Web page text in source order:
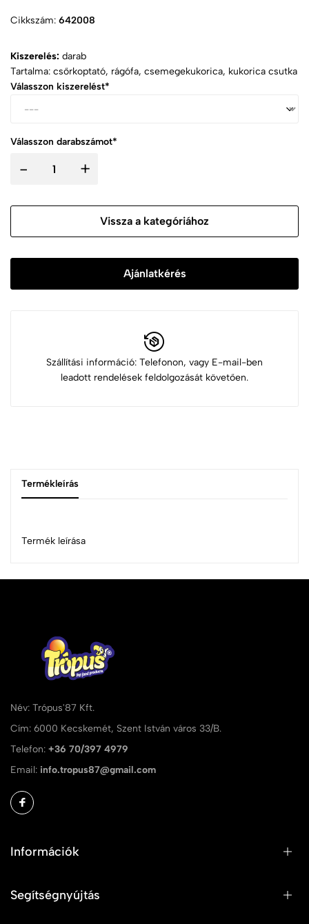
Cikkszám: 642008
Kiszerelés: darab
Tartalma: csőrkoptató, rágófa, csemegekukorica, kukorica csutka
Válasszon kiszerelést*
Válasszon darabszámot*
- +
Vissza a kategóriához
Ajánlatkérés
Szállítási információ: Telefonon, vagy E-mail-ben
leadott rendelések feldolgozását követően.
Termékleírás
Termék leírása
Név: Trópus'87 Kft.
Cím: 6000 Kecskemét, Szent István város 33/B.
Telefon: +36 70/397 4979
Email: info.tropus87@gmail.com
Információk
Segítségnyújtás